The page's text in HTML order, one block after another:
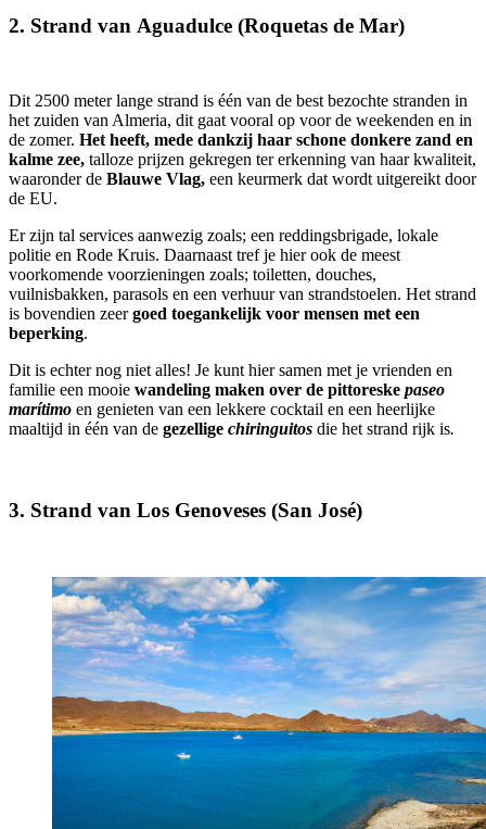
2. Strand van Aguadulce (Roquetas de Mar)
Dit 2500 meter lange strand is één van de best bezochte stranden in
het zuiden van Almeria, dit gaat vooral op voor de weekenden en in
de zomer. Het heeft, mede dankzij haar schone donkere zand en
kalme zee, talloze prijzen gekregen ter erkenning van haar kwaliteit,
waaronder de Blauwe Vlag, een keurmerk dat wordt uitgereikt door
de EU.
Er zijn tal services aanwezig zoals; een reddingsbrigade, lokale
politie en Rode Kruis. Daarnaast tref je hier ook de meest
voorkomende voorzieningen zoals; toiletten, douches,
vuilnisbakken, parasols en een verhuur van strandstoelen. Het strand
is bovendien zeergoed toegankelijk voor mensen met een
beperking.
Dit is echter nog niet alles! Je kunt hier samen met je vrienden en
familie een mooie wandeling maken over de pittoreske paseo
marítimo en genieten van een lekkere cocktail en een heerlijke
maaltijd in één van de gezellige chiringuitos die het strand rijk is.
3. Strand van Los Genoveses (San José)